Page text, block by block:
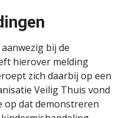
bij de
hierover melding
zich daarbij op een
Veilig Thuis vond
op dat demonstreren